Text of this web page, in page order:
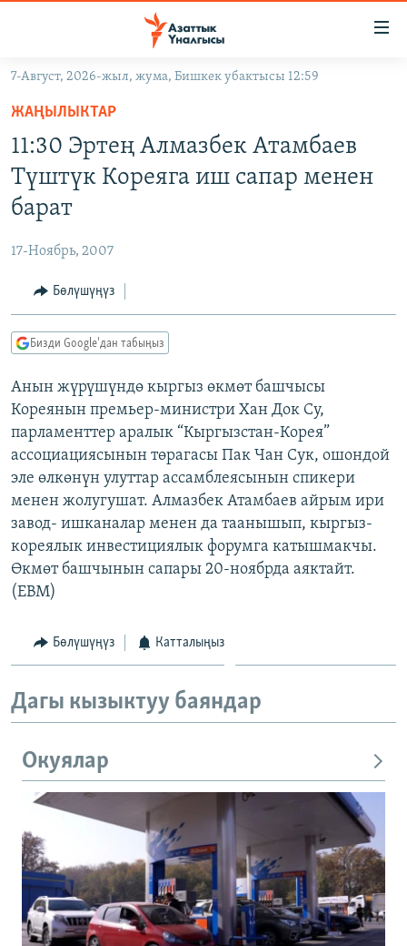
Навигацияга
өтүңүз
салыңызКЫРГЫЗСТАН
МАДАНИЯТ
УКРАИНА
ТВ ПРОГРАММАЛАР
БҮГҮН АЗАТТЫКТА
ДАНИСТЕ
АЗАТТЫК+
ЫҢГАЙСЫЗ СУРООЛОР
ПОДКАСТ
ОНЛАЙН ШЕРИНЕ
ЭЕ/АРнун бардык сайттары
7-Август, 2026-жыл, жума, Бишкек убактысы 12:59
ЖАҢЫЛЫКТАР
11:30 Эртең Алмазбек Атамбаев
Түштүк Кореяга иш сапар менен
барат
17-Ноябрь, 2007
Бөлүшүңүз
Бизди Google'дан табыңыз
Анын жүрүшүндө кыргыз өкмөт башчысы
Кореянын премьер-министри Хан Док Су,
парламенттер аралык “Кыргызстан-Корея”
ассоциациясынын төрагасы Пак Чан Сук, ошондой
эле өлкөнүн улуттар ассамблеясынын спикери
менен жолугушат. Алмазбек Атамбаев айрым ири
завод- ишканалар менен да таанышып, кыргыз-
кореялык инвестициялык форумга катышмакчы.
Өкмөт башчынын сапары 20-ноябрда аяктайт.
(EBM)
Бөлүшүңүз Катталыңыз
Дагы кызыктуу баяндар
Окуялар